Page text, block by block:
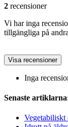
2 recensioner
Vi har inga
tillgängliga på
Visa recensioner
Inga
Senaste
Vegetabiliskt